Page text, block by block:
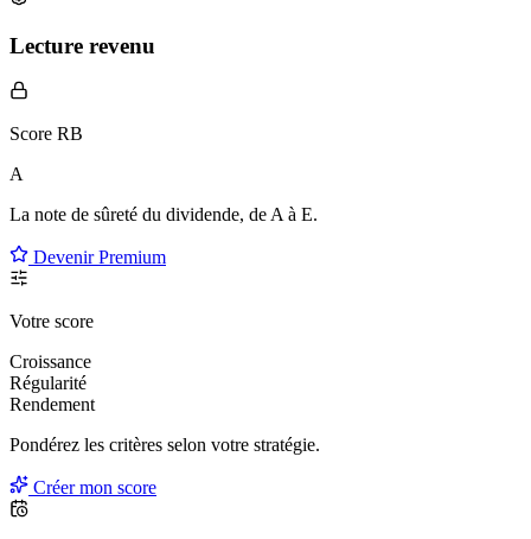
Lecture revenu
Score RB
A
La note de sûreté du dividende, de A à E.
Devenir Premium
Votre score
Croissance
Régularité
Rendement
Pondérez les critères selon votre stratégie.
Créer mon score